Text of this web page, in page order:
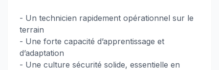
- Un technicien rapidement opérationnel sur le
terrain
- Une forte capacité d’apprentissage et
d’adaptation
- Une culture sécurité solide, essentielle en